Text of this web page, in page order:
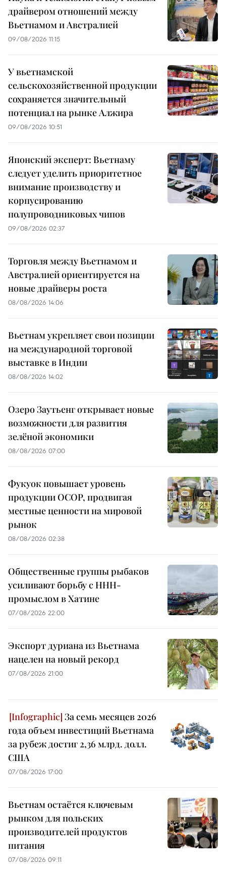
драйвером отношений между
Вьетнамом и Австралией
09/08/2026 11:15
У вьетнамской
сельскохозяйственной продукции
сохраняется значительный
потенциал на рынке Алжира
09/08/2026 10:51
Японский эксперт: Вьетнаму
следует уделить приоритетное
внимание производству и
корпусированию
полупроводниковых чипов
09/08/2026 02:37
Торговля между Вьетнамом и
Австралией ориентируется на
новые драйверы роста
08/08/2026 14:06
Вьетнам укрепляет свои позиции
на международной торговой
выставке в Индии
08/08/2026 14:02
Озеро Заутьенг открывает новые
возможности для развития
зелёной экономики
08/08/2026 07:00
Фукуок повышает уровень
продукции OCOP, продвигая
местные ценности на мировой
рынок
08/08/2026 02:38
Общественные группы рыбаков
усиливают борьбу с ННН-
промыслом в Хатине
07/08/2026 22:00
Экспорт дуриана из Вьетнама
нацелен на новый рекорд
07/08/2026 21:00
За семь месяцев 2026
года объем инвестиций Вьетнама
за рубеж достиг 2,36 млрд. долл.
США
07/08/2026 17:00
Вьетнам остаётся ключевым
рынком для польских
производителей продуктов
питания
07/08/2026 09:11